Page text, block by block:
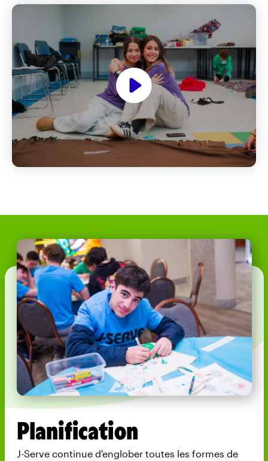
Planification
J-Serve continue d'englober toutes les formes de